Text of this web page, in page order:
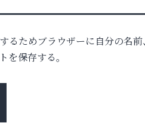
るためブラウザーに自分の名前
を保存する。